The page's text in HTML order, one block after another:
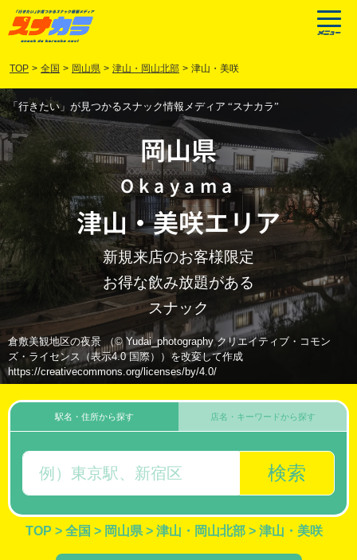
TOP > 全国 > 岡山県 > 津山・岡山北部 > 津山・美咲
「行きたい」が見つかるスナック情報メディア “スナカラ”
岡山県
Okayama
津山・美咲エリア
新規来店のお客様限定
お得な飲み放題がある
スナック
倉敷美観地区の夜景 （© Yudai_photography クリエイティブ・コモン
ズ・ライセンス（表示4.0 国際））を改変して作成
https://creativecommons.org/licenses/by/4.0/
駅名・住所から探す
検索
店名・キーワードから探す
TOP > 全国 > 岡山県 > 津山・岡山北部 > 津山・美咲